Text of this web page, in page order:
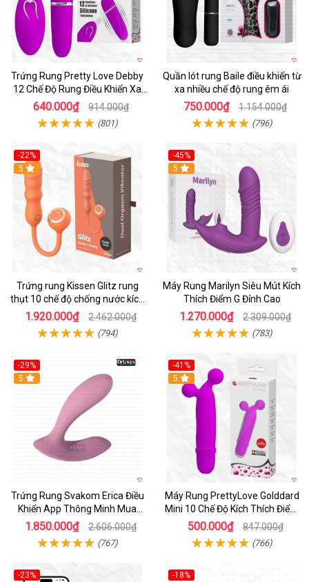
Trứng Rung Pretty Love Debby
12 Chế Độ Rung Điều Khiển Xa
Kích Thích
640.000₫ 914.000₫
(801)
Quần lót rung Baile điều khiển từ
xa nhiều chế độ rung êm ái
750.000₫ 1.154.000₫
(796)
-22%
Hot
5
Trứng rung Kissen Glitz rung
thụt 10 chế độ chống nước kích
thích
1.920.000₫ 2.462.000₫
(794)
-45%
Hot
5
Máy Rung Marilyn Siêu Mút Kích
Thích Điểm G Đỉnh Cao
1.270.000₫ 2.309.000₫
(783)
-29%
Hot
5
Trứng Rung Svakom Erica Điều
Khiển App Thông Minh Mua
Ngay
1.850.000₫ 2.606.000₫
(767)
-41%
Hot
5
Máy Rung PrettyLove Golddard
Mini 10 Chế Độ Kích Thích Điểm
G
500.000₫ 847.000₫
(766)
-23% -18%